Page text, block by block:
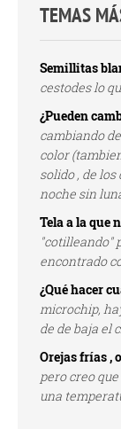
TEMAS
Semillitas
cestodes lo
¿Pueden
cambiando
color
solido , de
noche sin
Tela a la que
"cotilleando"
encontrado
¿Qué hacer
microchip,
de de baja el
Orejas frías ,
pero creo
una